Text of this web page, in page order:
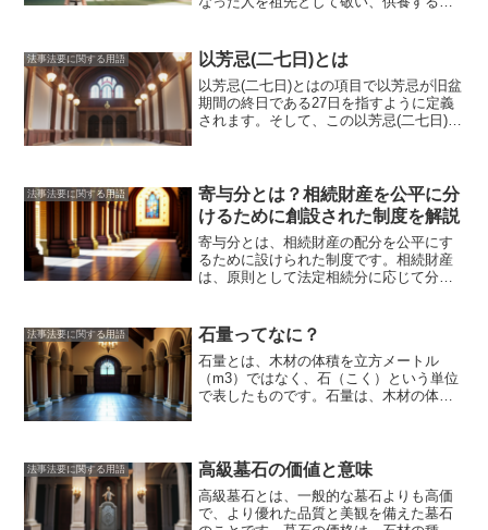
がれていくことも少なくありませんでし
た。
なると、各家庭で精霊棚を設けて、故人
を供養します。精霊棚の起源は古く、平
安時代にはすでに存在していたとされて
います。当時は、精霊棚は「祖霊棚」と
呼ばれていて、仏教の教えに基づいて、
りました。盆棚は、盆の時期になると各
家庭で設けられ、故人の魂を迎え入れて
供養するものです。現代でも、精霊棚は
多くの家庭で設けられています。精霊棚
は、故人を迎え入れるための大切なもの
であり、盆の時期には、精霊棚を設け
法事法要に関する用語 以芳忌(二七日)とは
以芳忌(二七日)とはの項目で以芳忌が旧盆
期間の終日である27日を指すように定義
されます。そして、この以芳忌(二七日)の
ために使用されるシステムで、十干は甲
乙丙丁戊己庚辛壬癸の10種類、十二支は
子丑寅卯辰巳午未申酉戌亥の12種類があ
ります。十干と十二支は組み合わせられ
て、60種類の干支が作られます。この60
種類の干支は、10年周期で繰り返されま
のように説明されています。> 「以芳
忌」は「以（もって、これをもって）」+
「芳（美しくかおる）」「忌（けわしい
日）」で、芳忌を最終の忌日として、
「以て（これをもって）忌日を終わる＝
芳忌が最後の日を意味することから、旧
盆期間の最終日を以芳忌と呼んでいると
推測されています。
法事法要に関する用語
寄与分とは？相続財産を公平に分
けるために創設された制度を解説
寄与分とは、相続財産の配分を公平にす
るために設けられた制度です。相続財産
は、原則として法定相続分に応じて分配
行われます。寄与分とは、被相続人の財
産形成に貢献した相続人の貢献度のこと
です。寄与分が認められる場合として、
被相続人の事業を継承した相続人、被相
続人の面倒を看た相続人、被相続人の財
寄与度は、寄与の程度、寄与の期間、寄
与の成果などに応じて算定されます。寄
与分が認められると、寄与分を考慮して
相続財産の分配が行われます。寄与分を
法事法要に関する用語 石量ってなに？
石量とは、木材の体積を立方メートル
（m3）ではなく、石（こく）という単位
で表したものです。石量は、木材の体積
ルの木材が1.2立方メートルになることを
意味します。石量の値が大きいほど、1立
方メートルの木材が大きくなります。石
量という単位は、木材の体積を表す単位
法事法要に関する用語 高級墓石の価値と意味
高級墓石とは、一般的な墓石よりも高価
で、より優れた品質と美観を備えた墓石